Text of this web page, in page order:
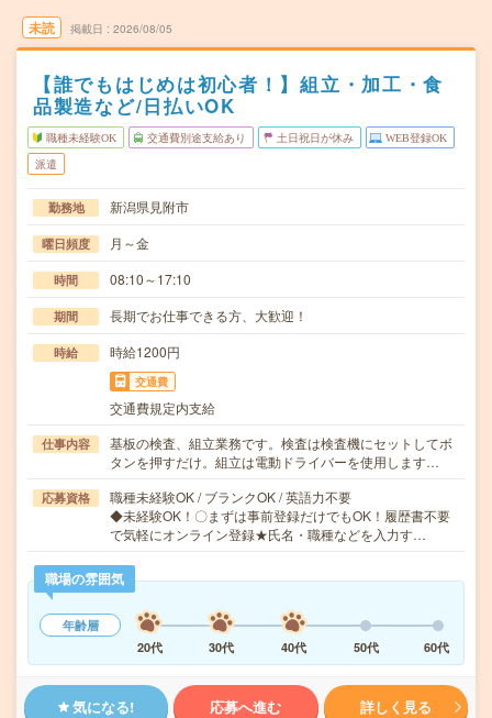
未読 掲載日 2026/08/05
【誰でもはじめは初心者！】組立・加工・食
品製造など/日払いOK
職種未経験OK 交通費別途支給あり 土日祝日が休み WEB登録OK
派遣
勤務地 新潟県見附市
曜日頻度 月～金
時間 08:10～17:10
期間 長期でお仕事できる方、大歓迎！
時給 時給1200円
交通費
交通費規定内支給
仕事内容
基板の検査、組立業務です。検査は検査機にセットしてボ
タンを押すだけ。組立は電動ドライバーを使用します…
応募資格
職種未経験OK / ブランクOK / 英語力不要
◆未経験OK！〇まずは事前登録だけでもOK！履歴書不要
で気軽にオンライン登録★氏名・職種などを入力す…
職場の雰囲気
年齢層
20代
30代 40代 50代 60代
気になる! 応募へ進む 詳しく見る